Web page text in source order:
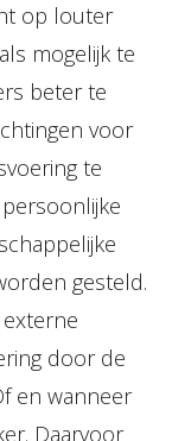
op louter
mogelijk te
beter te
voor
te
gesteld.
door de
en wanneer
Daarvoor